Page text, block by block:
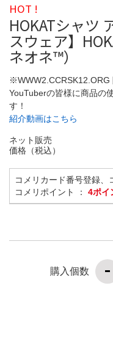
HOT !
HOKATシャツ
スウェア】
ネオネ™）
※WWW2.CCRSK12.ORG
YouTuberの皆様に商品の
す！
紹介動画はこちら
ネット販売
価格（税込）
コメリカード番号登録
コメリポイント ： 4ポイ
購入個数